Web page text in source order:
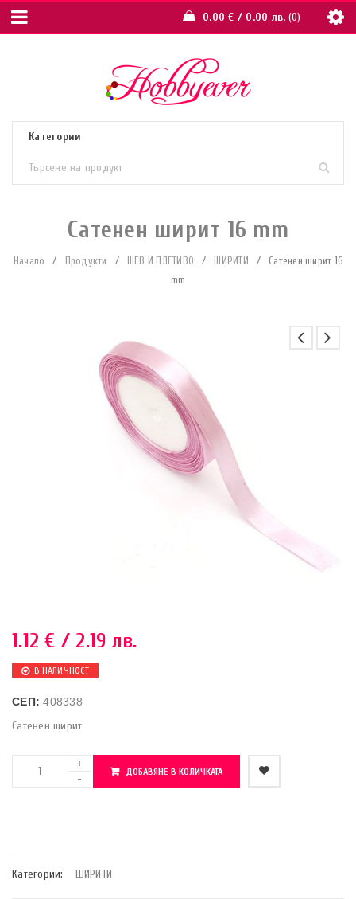
0.00€ / 0.00 лв. 0
Сатенен ширит 16 mm
Начало / Продукти / ШЕВ И ПЛЕТИВО / ШИРИТИ /
Сатенен ширит 16
mm
1.12€ / 2.19 лв.
В НАЛИЧНОСТ
СЕП:408338
Сатенен ширит
ДОБАВЯНЕ В КОЛИЧКАТА
Категории: ШИРИТИ